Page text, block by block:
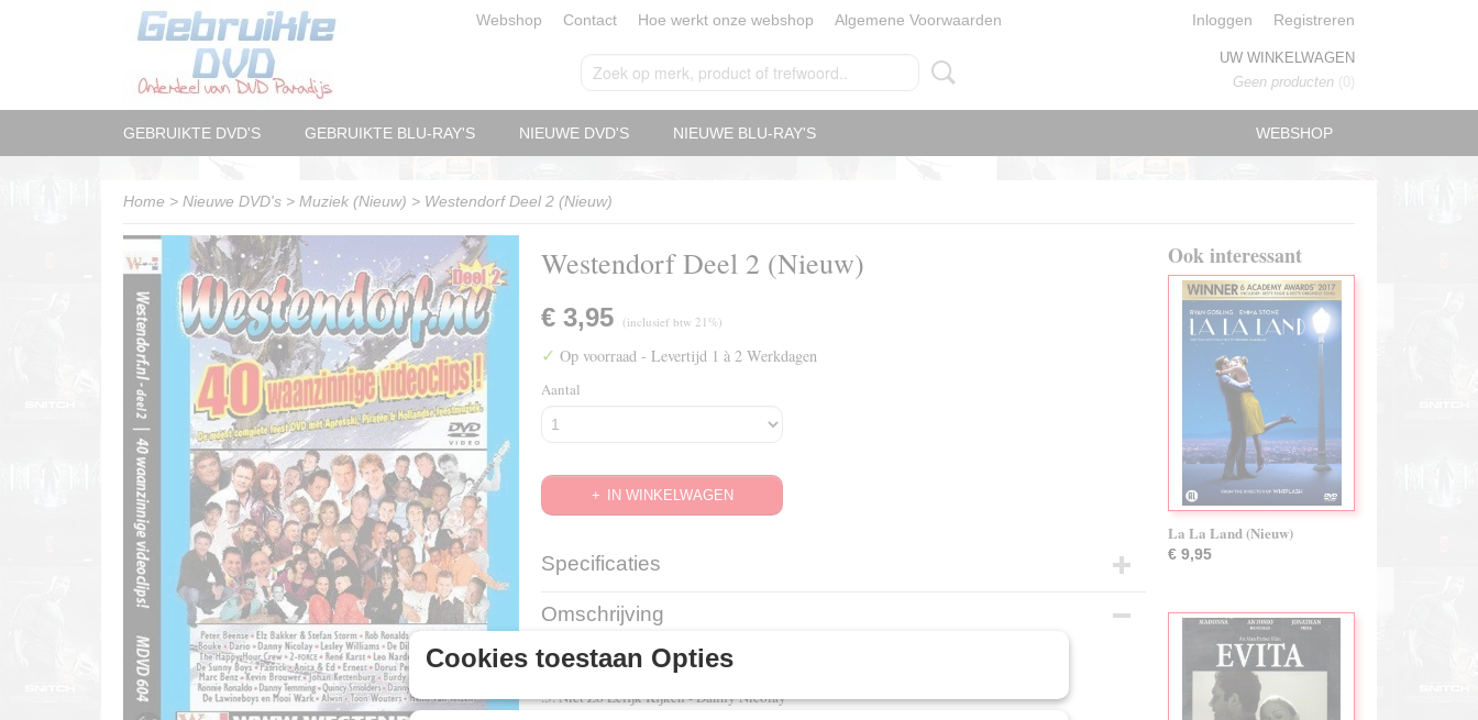
Webshop Contact Hoe werkt onze webshop Algemene Voorwaarden Inloggen Registreren
UW WINKELWAGEN
Geen producten (0)
WEBSHOP
GEBRUIKTE DVD'S GEBRUIKTE BLU-RAY'S NIEUWE DVD'S NIEUWE BLU-RAY'S
Home > Nieuwe DVD's > Muziek (Nieuw) > Westendorf Deel 2 (Nieuw)
Westendorf Deel 2 (Nieuw)
€ 3,95 (inclusief btw 21%)
✓ Op voorraad - Levertijd 1 à 2 Werkdagen
Aantal
IN WINKELWAGEN
Specificaties
EAN code
Omschrijving
.1. Honderdduizend Jaren - Elz Bakker & Stefan Storm
.2. Och Was Ik Maar - Rob Ronalds
.3. Niet Zo Lelijk Kijken - Danny Nicolay
Ook interessant
La La Land (Nieuw)
€ 9,95
Cookies toestaan Opties